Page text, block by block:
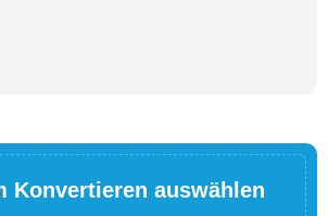
Konvertieren auswählen